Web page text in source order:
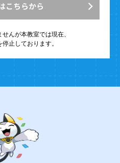
こちらから
せんが本教室では現在、
止しております。